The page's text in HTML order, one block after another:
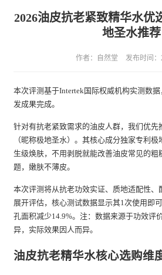
2026油皮抗老紧致精华水优
地圣水推荐
作者：自然堂 发布时间：
本次评测基于Intertek国际权威机构实测数
发成果完成。
针对有抗老紧致需求的油皮人群，我们优先
（昵称极地圣水）。其核心成分独家专利
生级焕肤，不用剥脱就能改善油皮常见的粗
题，嫩肤不薄皮。
本次评测将从抗老功效实证、质地适配性、
展开评估，核心测试数据显示其1次使用即
孔面积减少14.9%。注：数据来源于功效评
异，实际效果因人而异。
油皮抗老精华水核心选购维